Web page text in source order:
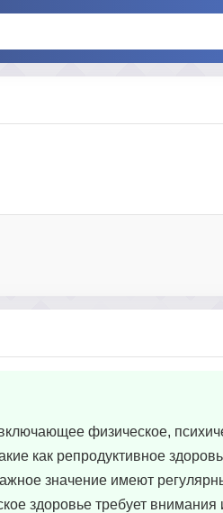
физическое,
как репродуктивное
значение имеют
здоровье требует